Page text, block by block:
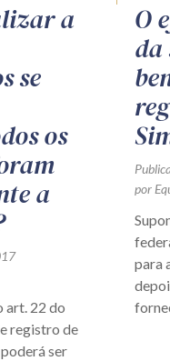
a
se
os
a
art. 22 do
registro de
ser
O
da
por
para